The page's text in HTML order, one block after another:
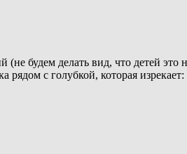
будем делать вид, что детей это
рядом с голубкой, которая